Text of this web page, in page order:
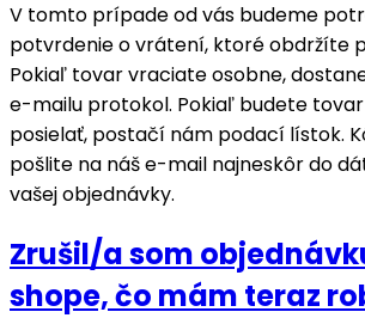
V tomto prípade od vás budeme
potvrdenie o vrátení, ktoré obdržíte
Pokiaľ tovar vraciate osobne,
e-mailu protokol. Pokiaľ budete
posielať, postačí nám podací lístok.
pošlite na náš e-mail najneskôr do
vašej objednávky.
Zrušil/a som
shope, čo mám teraz